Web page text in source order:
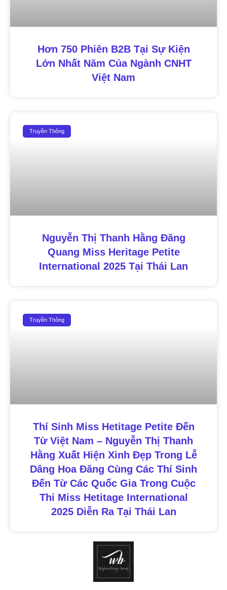
Hơn 750 Phiên B2B Tại Sự Kiện
Lớn Nhất Năm Của Ngành CNHT
Việt Nam
Truyền Thông
Nguyễn Thị Thanh Hằng Đăng
Quang Miss Heritage Petite
International 2025 Tại Thái Lan
Truyền Thông
Thí Sinh Miss Hetitage Petite Đến
Từ Việt Nam – Nguyễn Thị Thanh
Hằng Xuất Hiện Xinh Đẹp Trong Lễ
Dâng Hoa Đăng Cùng Các Thí Sinh
Đến Từ Các Quốc Gia Trong Cuộc
Thi Miss Hetitage International
2025 Diễn Ra Tại Thái Lan